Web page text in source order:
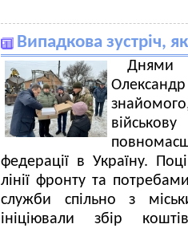
Випадкова зустріч,
Днями
федерації в Україну.
лінії фронту та
служби спільно з
ініціювали збір